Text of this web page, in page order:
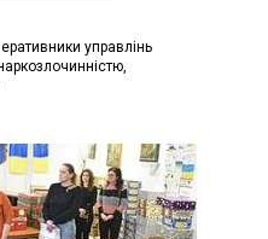
управлінь